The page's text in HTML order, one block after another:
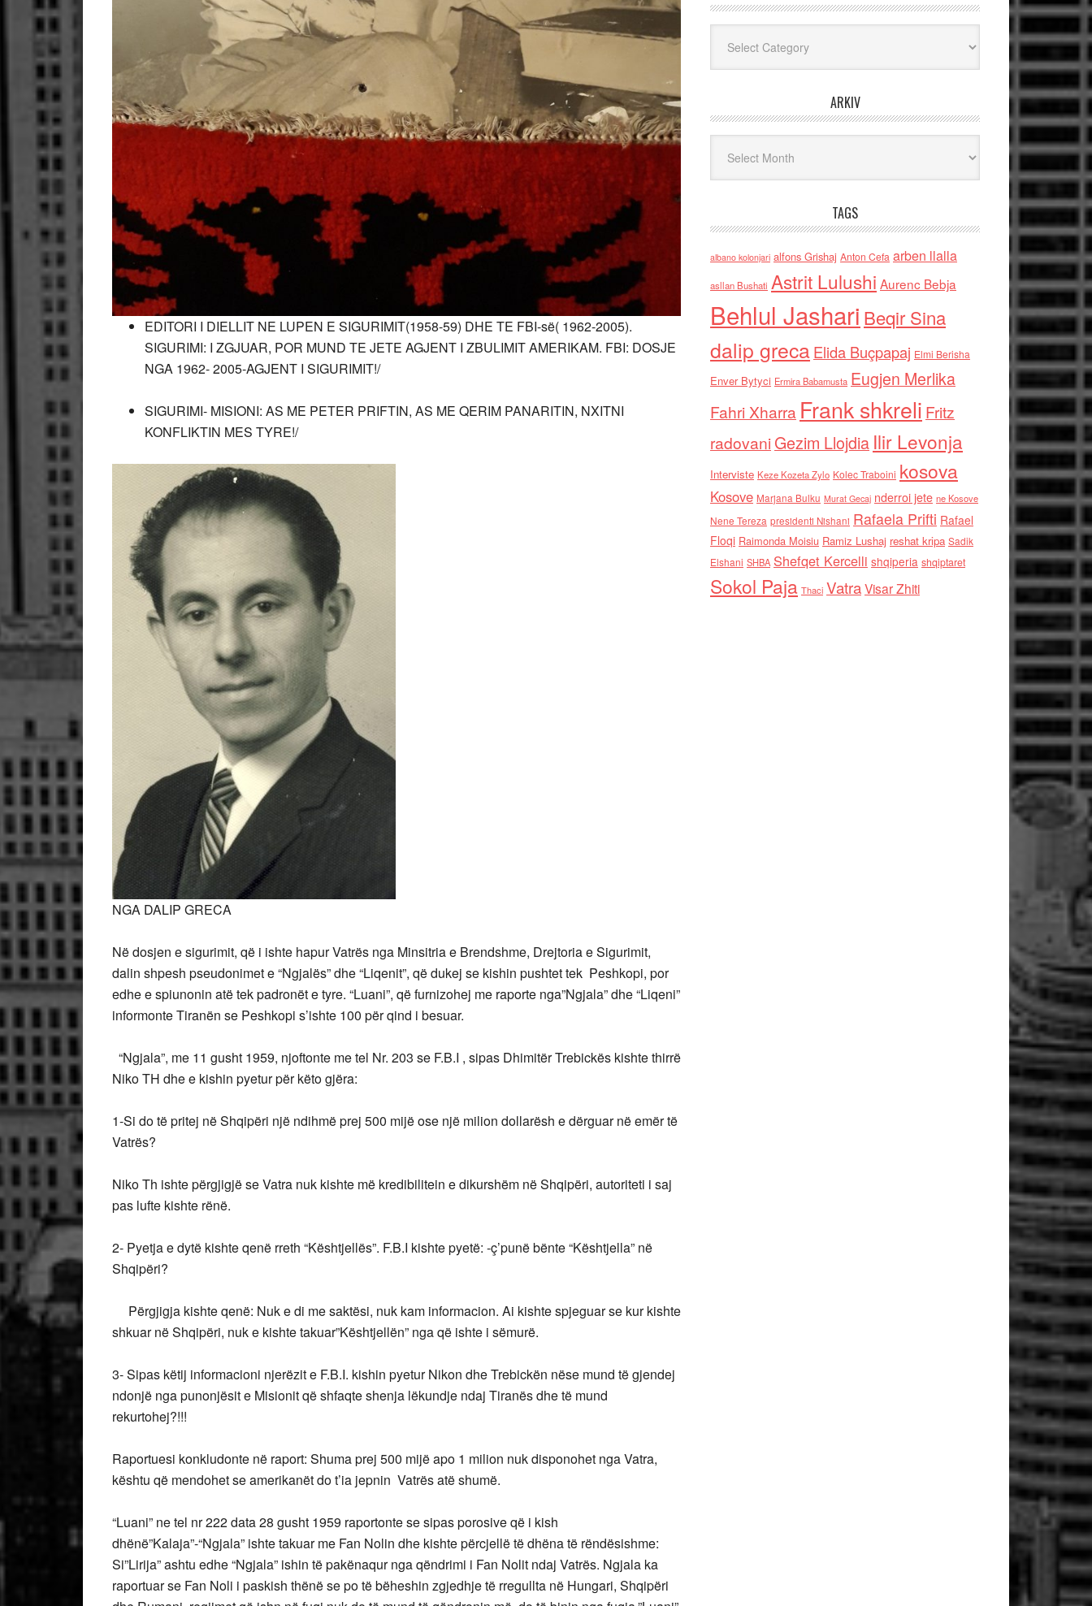
EDITORI I DIELLIT NE LUPEN E SIGURIMIT(1958-59) DHE TE FBI-së( 1962-2005).
SIGURIMI: I ZGJUAR, POR MUND TE JETE AGJENT I ZBULIMIT AMERIKAM. FBI: DOSJE
NGA 1962- 2005-AGJENT I SIGURIMIT!/
SIGURIMI- MISIONI: AS ME PETER PRIFTIN, AS ME QERIM PANARITIN, NXITNI
KONFLIKTIN MES TYRE!/
NGA DALIP GRECA
Në dosjen e sigurimit, që i ishte hapur Vatrës nga Minsitria e Brendshme, Drejtoria e Sigurimit,
dalin shpesh pseudonimet e “Ngjalës” dhe “Liqenit”, që dukej se kishin pushtet tek Peshkopi, por
edhe e spiunonin atë tek padronët e tyre. “Luani”, që furnizohej me raporte nga”Ngjala” dhe “Liqeni”
informonte Tiranën se Peshkopi s’ishte 100 për qind i besuar.
“Ngjala”, me 11 gusht 1959, njoftonte me tel Nr. 203 se F.B.I , sipas Dhimitër Trebickës kishte thirrë
Niko TH dhe e kishin pyetur për këto gjëra:
1-Si do të pritej në Shqipëri një ndihmë prej 500 mijë ose një milion dollarësh e dërguar në emër të
Vatrës?
Niko Th ishte përgjigjë se Vatra nuk kishte më kredibilitein e dikurshëm në Shqipëri, autoriteti i saj
pas lufte kishte rënë.
2- Pyetja e dytë kishte qenë rreth “Kështjellës”. F.B.I kishte pyetë: -ç’punë bënte “Kështjella” në
Shqipëri?
Përgjigja kishte qenë: Nuk e di me saktësi, nuk kam informacion. Ai kishte spjeguar se kur kishte
shkuar në Shqipëri, nuk e kishte takuar”Kështjellën” nga që ishte i sëmurë.
3- Sipas këtij informacioni njerëzit e F.B.I. kishin pyetur Nikon dhe Trebickën nëse mund të gjendej
ndonjë nga punonjësit e Misionit që shfaqte shenja lëkundje ndaj Tiranës dhe të mund
rekurtohej?!!!
Raportuesi konkludonte në raport: Shuma prej 500 mijë apo 1 milion nuk disponohet nga Vatra,
kështu që mendohet se amerikanët do t’ia jepnin Vatrës atë shumë.
“Luani” ne tel nr 222 data 28 gusht 1959 raportonte se sipas porosive që i kish
dhënë”Kalaja”-“Ngjala” ishte takuar me Fan Nolin dhe kishte përcjellë të dhëna të rëndësishme:
Si”Lirija” ashtu edhe “Ngjala” ishin të pakënaqur nga qëndrimi i Fan Nolit ndaj Vatrës. Ngjala ka
raportuar se Fan Noli i paskish thënë se po të bëheshin zgjedhje të rregullta në Hungari, Shqipëri
ARKIV
TAGS
albano kolonjari alfons Grishaj Anton Cefa arben llalla
asllan Bushati Astrit Lulushi Aurenc Bebja
Behlul Jashari Beqir Sina
dalip grecaElida Buçpapaj Elmi Berisha
Enver Bytyci Ermira Babamusta Eugjen Merlika
Fahri Xharra Frank shkreli Fritz
radovaniGezim Llojdia Ilir Levonja
Interviste Keze Kozeta Zylo Kolec Traboini kosova
Kosove Marjana Bulku Murat Gecaj nderroi jete ne Kosove
Nene Tereza presidenti Nishani Rafaela Prifti Rafael
Floqi Raimonda Moisiu Ramiz Lushaj reshat kripa Sadik
Elshani SHBA Shefqet Kercelli shqiperia shqiptaret
Sokol Paja Thaci VatraVisar Zhiti